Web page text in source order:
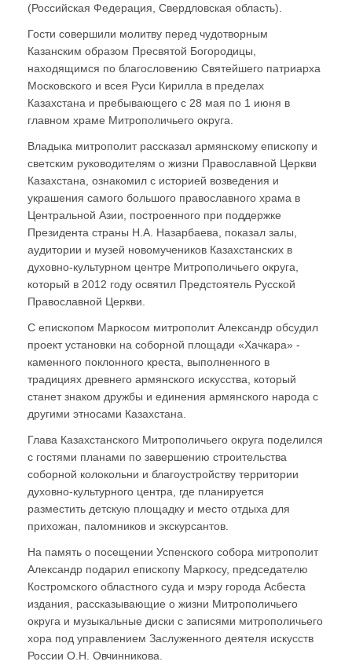
(Российская Федерация, Свердловская область).
Гости совершили молитву перед чудотворным
Казанским образом Пресвятой Богородицы,
находящимся по благословению Святейшего патриарха
Московского и всея Руси Кирилла в пределах
Казахстана и пребывающего с 28 мая по 1 июня в
главном храме Митрополичьего округа.
Владыка митрополит рассказал армянскому епископу и
светским руководителям о жизни Православной Церкви
Казахстана, ознакомил с историей возведения и
украшения самого большого православного храма в
Центральной Азии, построенного при поддержке
Президента страны Н.А. Назарбаева, показал залы,
аудитории и музей новомучеников Казахстанских в
духовно-культурном центре Митрополичьего округа,
который в 2012 году освятил Предстоятель Русской
Православной Церкви.
С епископом Маркосом митрополит Александр обсудил
проект установки на соборной площади «Хачкара» -
каменного поклонного креста, выполненного в
традициях древнего армянского искусства, который
станет знаком дружбы и единения армянского народа с
другими этносами Казахстана.
Глава Казахстанского Митрополичьего округа поделился
с гостями планами по завершению строительства
соборной колокольни и благоустройству территории
духовно-культурного центра, где планируется
разместить детскую площадку и место отдыха для
прихожан, паломников и экскурсантов.
На память о посещении Успенского собора митрополит
Александр подарил епископу Маркосу, председателю
Костромского областного суда и мэру города Асбеста
издания, рассказывающие о жизни Митрополичьего
округа и музыкальные диски с записями митрополичьего
хора под управлением Заслуженного деятеля искусств
России О.Н. Овчинникова.